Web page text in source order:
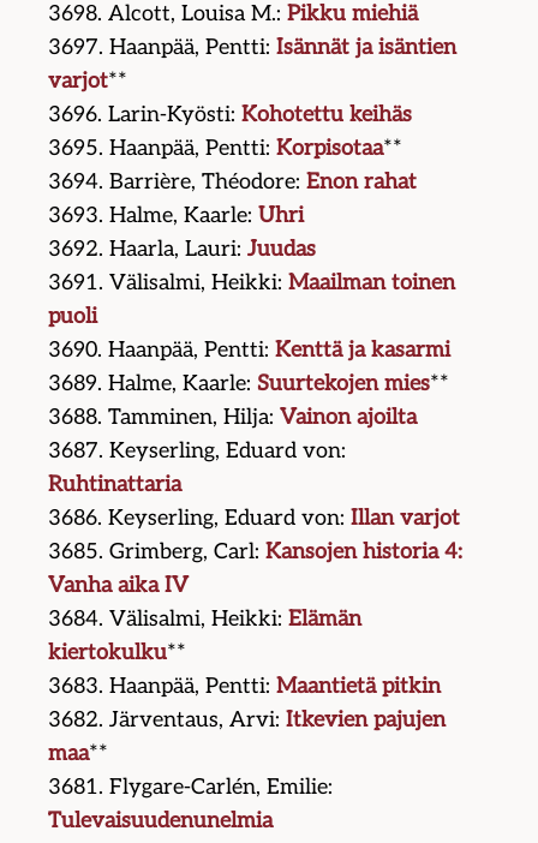
3698. Alcott, Louisa M.:Pikku miehiä
3697. Haanpää, Pentti:Isännät ja isäntien
varjot**
3696. Larin-Kyösti:Kohotettu keihäs
3695. Haanpää, Pentti:Korpisotaa**
3694. Barrière, Théodore:Enon rahat
3693. Halme, Kaarle:Uhri
3692. Haarla, Lauri:Juudas
3691. Välisalmi, Heikki:Maailman toinen
puoli
3690. Haanpää, Pentti:Kenttä ja kasarmi
3689. Halme, Kaarle:Suurtekojen mies**
3688. Tamminen, Hilja:Vainon ajoilta
3687. Keyserling, Eduard von:
Ruhtinattaria
3686. Keyserling, Eduard von:Illan varjot
3685. Grimberg, Carl:Kansojen historia 4:
Vanha aika IV
3684. Välisalmi, Heikki:Elämän
kiertokulku**
3683. Haanpää, Pentti:Maantietä pitkin
3682. Järventaus, Arvi:Itkevien pajujen
maa**
3681. Flygare-Carlén, Emilie:
Tulevaisuudenunelmia